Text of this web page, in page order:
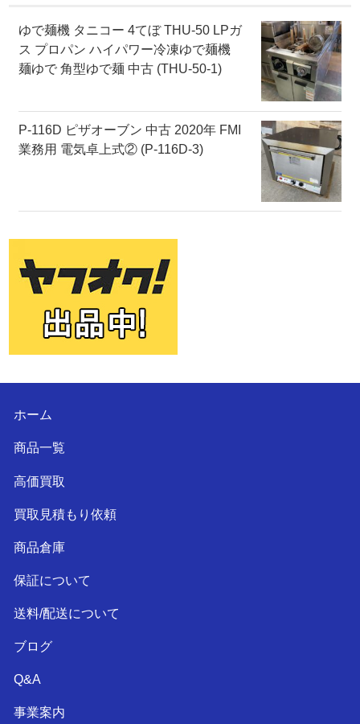
ゆで麺機 タニコー 4てぼ THU-50 LPガ
ス プロパン ハイパワー冷凍ゆで麺機
麺ゆで 角型ゆで麺 中古 (THU-50-1)
P-116D ピザオーブン 中古 2020年 FMI
業務用 電気卓上式② (P-116D-3)
ホーム
商品一覧
高価買取
買取見積もり依頼
商品倉庫
保証について
送料/配送について
ブログ
Q&A
事業案内